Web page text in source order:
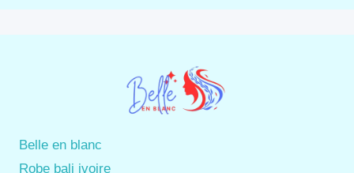
Belle en blanc
Robe bali ivoire